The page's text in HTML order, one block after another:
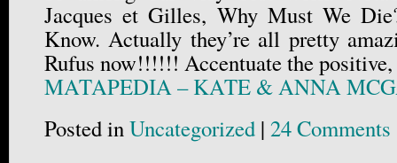
Jacques et Gilles, Why Must We
Know. Actually they’re all pretty
Rufus now!!!!!! Accentuate the positive,
MATAPEDIA – KATE & ANNA
Posted inUncategorized | 24 Comments